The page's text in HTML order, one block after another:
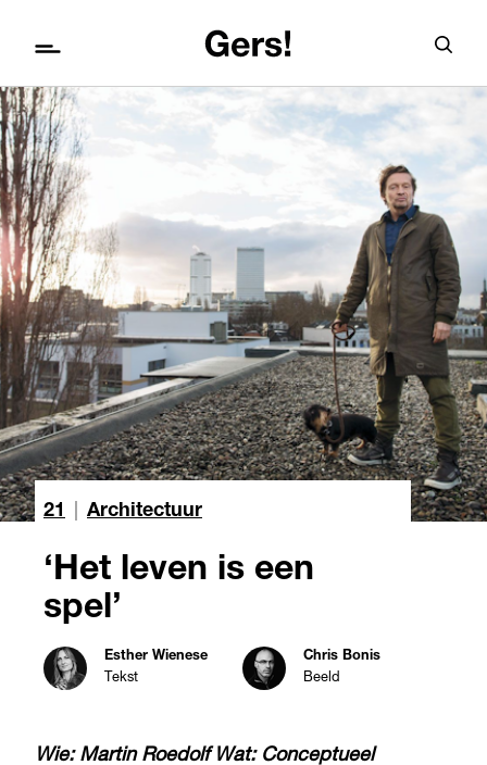
21 Architectuur
‘Het leven is een
spel’
Esther Wienese
Tekst
Chris Bonis
Beeld
Wie:Martin Roedolf Wat:Conceptueel